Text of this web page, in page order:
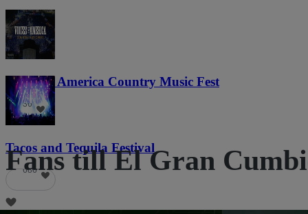
Voices of America Country Music Fest
36
Tacos and Tequila Festival
686
Fans till El Gran